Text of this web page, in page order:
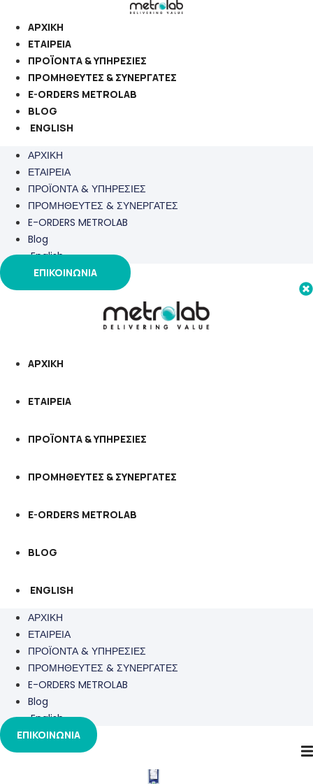
στο
περιεχόμενο
ΑΡΧΙΚΗ
ΕΤΑΙΡΕΙΑ
ΠΡΟΪΟΝΤΑ & ΥΠΗΡΕΣΙΕΣ
ΠΡΟΜΗΘΕΥΤΕΣ & ΣΥΝΕΡΓΑΤΕΣ
E-ORDERS METROLAB
BLOG
ENGLISH
ΑΡΧΙΚΗ
ΕΤΑΙΡΕΙΑ
ΠΡΟΪΟΝΤΑ & ΥΠΗΡΕΣΙΕΣ
ΠΡΟΜΗΘΕΥΤΕΣ & ΣΥΝΕΡΓΑΤΕΣ
E-ORDERS METROLAB
Blog
English
ΕΠΙΚΟΙΝΩΝΙΑ
ΑΡΧΙΚΗ
ΕΤΑΙΡΕΙΑ
ΠΡΟΪΟΝΤΑ & ΥΠΗΡΕΣΙΕΣ
ΠΡΟΜΗΘΕΥΤΕΣ & ΣΥΝΕΡΓΑΤΕΣ
E-ORDERS METROLAB
BLOG
ENGLISH
ΑΡΧΙΚΗ
ΕΤΑΙΡΕΙΑ
ΠΡΟΪΟΝΤΑ & ΥΠΗΡΕΣΙΕΣ
ΠΡΟΜΗΘΕΥΤΕΣ & ΣΥΝΕΡΓΑΤΕΣ
E-ORDERS METROLAB
Blog
English
ΕΠΙΚΟΙΝΩΝΙΑ